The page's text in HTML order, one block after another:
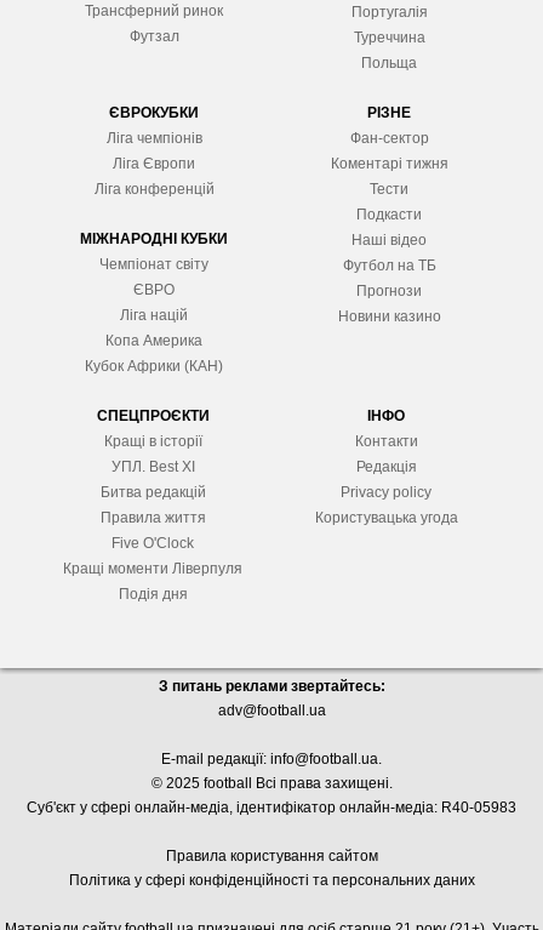
Трансферний ринок
Футзал
Португалія
Туреччина
Польща
ЄВРОКУБКИ
Ліга чемпіонів
Ліга Європи
Ліга конференцій
МІЖНАРОДНІ КУБКИ
Чемпіонат світу
ЄВРО
Ліга націй
Копа Америка
Кубок Африки (КАН)
РІЗНЕ
Фан-сектор
Коментарі тижня
Тести
Подкасти
Наші відео
Футбол на ТБ
Прогнози
Новини казино
СПЕЦПРОЄКТИ
Кращі в історії
УПЛ. Best XІ
Битва редакцій
Правила життя
Five O'Clock
Кращі моменти Ліверпуля
Подія дня
ІНФО
Контакти
Редакція
Privacy policy
Користувацька угода
З питань реклами звертайтесь:
adv@football.ua
E-mail редакції: info@football.ua.
© 2025 football Всі права захищені.
Суб'єкт у сфері онлайн-медіа, ідентифікатор онлайн-медіа: R40-05983
Правила користування сайтом
Політика у сфері конфіденційності та персональних даних